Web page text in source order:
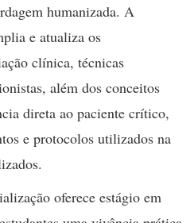
humanizada. A
e atualiza os
clínica, técnicas
além dos conceitos
direta ao paciente crítico,
e protocolos utilizados na
oferece estágio em